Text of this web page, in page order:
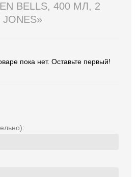
BELLS, 400 МЛ, 2
пока нет. Оставьте первый!